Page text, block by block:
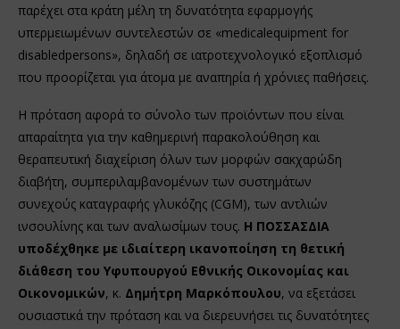
παρέχει στα κράτη μέλη τη δυνατότητα εφαρμογής
υπερμειωμένων συντελεστών σε «medicalequipment for
disabledpersons», δηλαδή σε ιατροτεχνολογικό εξοπλισμό
που προορίζεται για άτομα με αναπηρία ή χρόνιες παθήσεις.
Η πρόταση αφορά το σύνολο των προϊόντων που είναι
απαραίτητα για την καθημερινή παρακολούθηση και
θεραπευτική διαχείριση όλων των μορφών σακχαρώδη
διαβήτη, συμπεριλαμβανομένων των συστημάτων
συνεχούς καταγραφής γλυκόζης (CGM), των αντλιών
ινσουλίνης και των αναλωσίμων τους. Η ΠΟΣΣΑΣΔΙΑ
υποδέχθηκε με ιδιαίτερη ικανοποίηση τη θετική
διάθεση του Υφυπουργού Εθνικής Οικονομίας και
Οικονομικών, κ. Δημήτρη Μαρκόπουλου, να εξετάσει
ουσιαστικά την πρόταση και να διερευνήσει τις δυνατότητες